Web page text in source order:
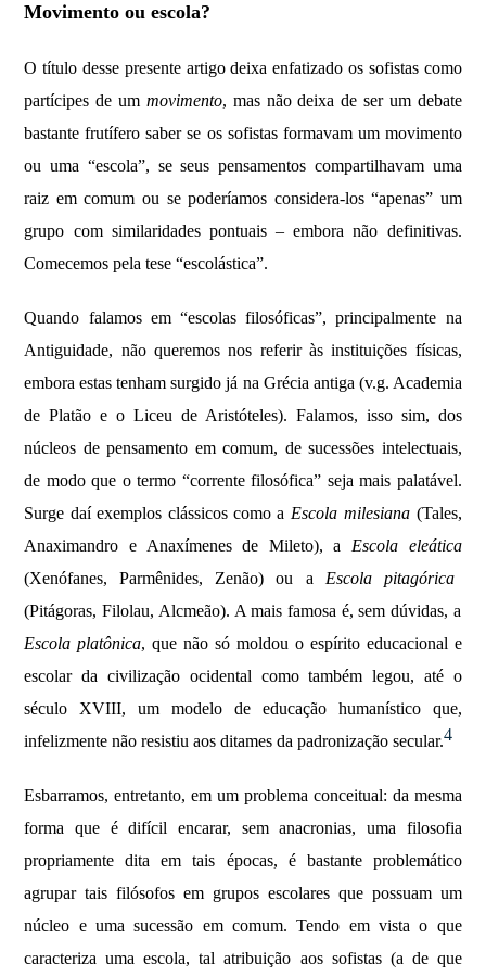
Movimento ou escola?
O título desse presente artigo deixa enfatizado os sofistas como
partícipes de um movimento, mas não deixa de ser um debate
bastante frutífero saber se os sofistas formavam um movimento
ou uma “escola”, se seus pensamentos compartilhavam uma
raiz em comum ou se poderíamos considera-los “apenas” um
grupo com similaridades pontuais – embora não definitivas.
Comecemos pela tese “escolástica”.
Quando falamos em “escolas filosóficas”, principalmente na
Antiguidade, não queremos nos referir às instituições físicas,
embora estas tenham surgido já na Grécia antiga (v.g. Academia
de Platão e o Liceu de Aristóteles). Falamos, isso sim, dos
núcleos de pensamento em comum, de sucessões intelectuais,
de modo que o termo “corrente filosófica” seja mais palatável.
Surge daí exemplos clássicos como a Escola milesiana (Tales,
Anaximandro e Anaxímenes de Mileto), a Escola eleática
(Xenófanes, Parmênides, Zenão) ou a Escola pitagórica
(Pitágoras, Filolau, Alcmeão). A mais famosa é, sem dúvidas, a
Escola platônica, que não só moldou o espírito educacional e
escolar da civilização ocidental como também legou, até o
século XVIII, um modelo de educação humanístico que,
infelizmente não resistiu aos ditames da padronização secular.4
Esbarramos, entretanto, em um problema conceitual: da mesma
forma que é difícil encarar, sem anacronias, uma filosofia
propriamente dita em tais épocas, é bastante problemático
agrupar tais filósofos em grupos escolares que possuam um
núcleo e uma sucessão em comum. Tendo em vista o que
caracteriza uma escola, tal atribuição aos sofistas (a de que